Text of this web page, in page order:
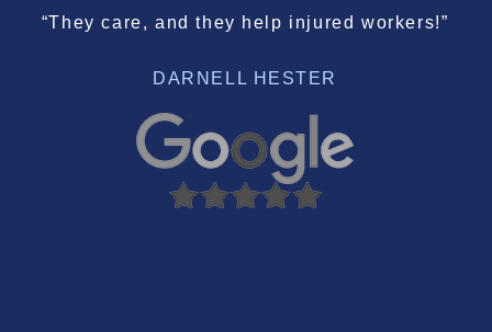
“They care, and they help injured workers!”
DARNELL HESTER